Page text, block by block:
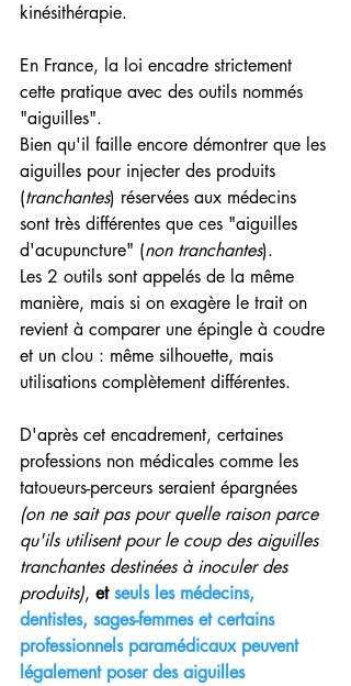
kinésithérapie.
En France, la loi encadre strictement
cette pratique avec des outils nommés
"aiguilles".
Bien qu'il faille encore démontrer que les
aiguilles pour injecter des produits
(tranchantes) réservées aux médecins
sont très différentes que ces "aiguilles
d'acupuncture" (non tranchantes).
Les 2 outils sont appelés de la même
manière, mais si on exagère le trait on
revient à comparer une épingle à coudre
et un clou : même silhouette, mais
utilisations complètement différentes.
D'après cet encadrement, certaines
professions non médicales comme les
tatoueurs-perceurs seraient épargnées
(on ne sait pas pour quelle raison parce
qu'ils utilisent pour le coup des aiguilles
tranchantes destinées à inoculer des
produits), et seuls les médecins,
dentistes, sages-femmes et certains
professionnels paramédicaux peuvent
légalement poser des aiguilles